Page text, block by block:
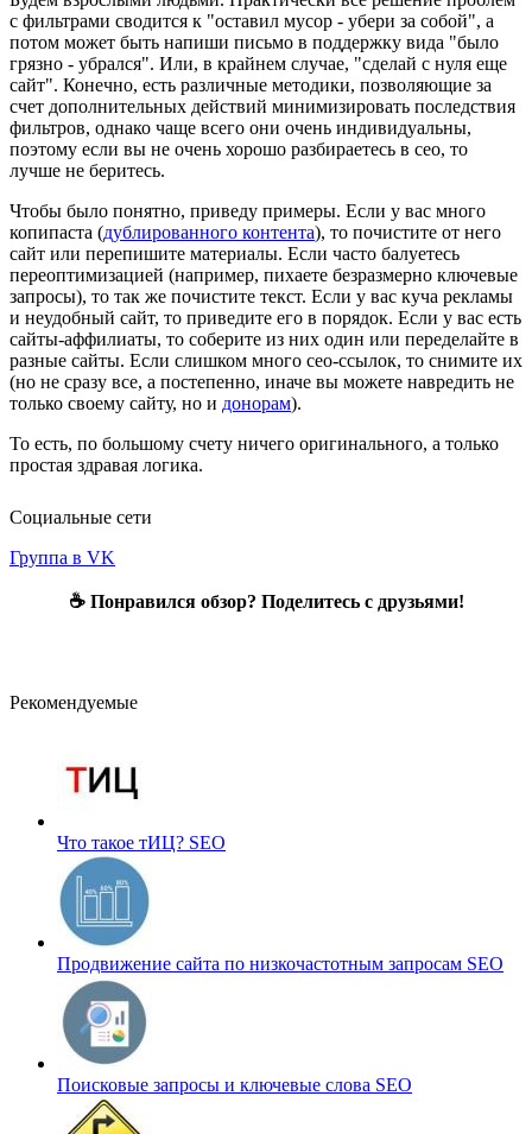
с фильтрами сводится к "оставил мусор - убери за собой", а
потом может быть напиши письмо в поддержку вида "было
грязно - убрался". Или, в крайнем случае, "сделай с нуля еще
сайт". Конечно, есть различные методики, позволяющие за
счет дополнительных действий минимизировать последствия
фильтров, однако чаще всего они очень индивидуальны,
поэтому если вы не очень хорошо разбираетесь в сео, то
лучше не беритесь.
Чтобы было понятно, приведу примеры. Если у вас много
копипаста (дублированного контента), то почистите от него
сайт или перепишите материалы. Если часто балуетесь
переоптимизацией (например, пихаете безразмерно ключевые
запросы), то так же почистите текст. Если у вас куча рекламы
и неудобный сайт, то приведите его в порядок. Если у вас есть
сайты-аффилиаты, то соберите из них один или переделайте в
разные сайты. Если слишком много сео-ссылок, то снимите их
(но не сразу все, а постепенно, иначе вы можете навредить не
только своему сайту, но и донорам).
То есть, по большому счету ничего оригинального, а только
простая здравая логика.
Социальные сети
Группа в VK
☕ Понравился обзор? Поделитесь с друзьями!
Рекомендуемые
Что такое тИЦ? SEO
Продвижение сайта по низкочастотным запросам SEO
Поисковые запросы и ключевые слова SEO